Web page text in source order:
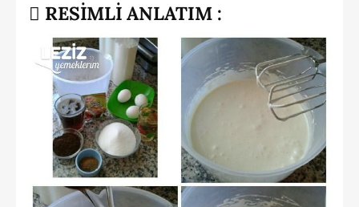
RESİMLİ ANLATIM :